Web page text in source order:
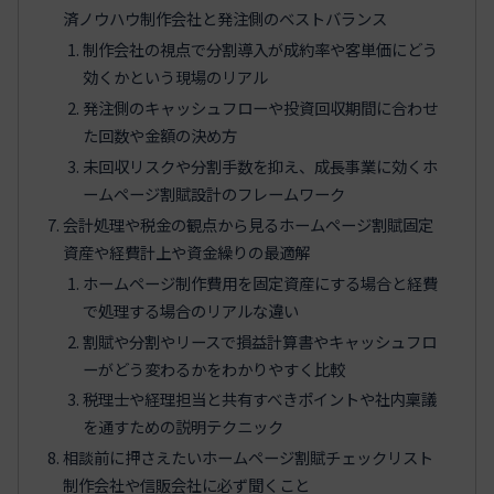
済ノウハウ制作会社と発注側のベストバランス
制作会社の視点で分割導入が成約率や客単価にどう
効くかという現場のリアル
発注側のキャッシュフローや投資回収期間に合わせ
た回数や金額の決め方
未回収リスクや分割手数を抑え、成長事業に効くホ
ームページ割賦設計のフレームワーク
会計処理や税金の観点から見るホームページ割賦固定
資産や経費計上や資金繰りの最適解
ホームページ制作費用を固定資産にする場合と経費
で処理する場合のリアルな違い
割賦や分割やリースで損益計算書やキャッシュフロ
ーがどう変わるかをわかりやすく比較
税理士や経理担当と共有すべきポイントや社内稟議
を通すための説明テクニック
相談前に押さえたいホームページ割賦チェックリスト
制作会社や信販会社に必ず聞くこと